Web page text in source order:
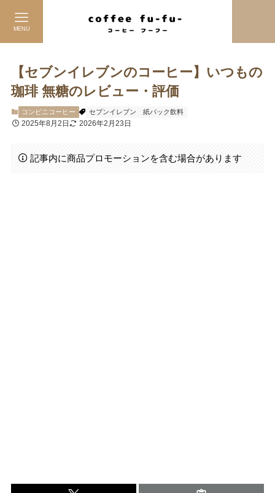
MENU
【セブンイレブンのコーヒー】いつもの
珈琲 無糖のレビュー・評価
コンビニコーヒー セブンイレブン 紙パック飲料
2025年8月2日 2026年2月23日
記事内に商品プロモーションを含む場合があります